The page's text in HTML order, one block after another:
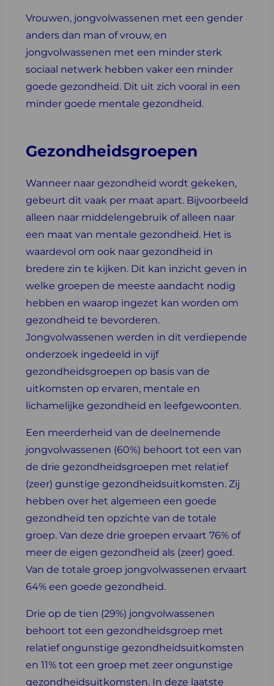
Vrouwen, jongvolwassenen met een gender
anders dan man of vrouw, en
jongvolwassenen met een minder sterk
sociaal netwerk hebben vaker een minder
goede gezondheid. Dit uit zich vooral in een
minder goede mentale gezondheid.
Gezondheidsgroepen
Wanneer naar gezondheid wordt gekeken,
gebeurt dit vaak per maat apart. Bijvoorbeeld
alleen naar middelengebruik of alleen naar
een maat van mentale gezondheid. Het is
waardevol om ook naar gezondheid in
bredere zin te kijken. Dit kan inzicht geven in
welke groepen de meeste aandacht nodig
hebben en waarop ingezet kan worden om
gezondheid te bevorderen.
Jongvolwassenen werden in dit verdiepende
onderzoek ingedeeld in vijf
gezondheidsgroepen op basis van de
uitkomsten op ervaren, mentale en
lichamelijke gezondheid en leefgewoonten.
Een meerderheid van de deelnemende
jongvolwassenen (60%) behoort tot een van
de drie gezondheidsgroepen met relatief
(zeer) gunstige gezondheidsuitkomsten. Zij
hebben over het algemeen een goede
gezondheid ten opzichte van de totale
groep. Van deze drie groepen ervaart 76% of
meer de eigen gezondheid als (zeer) goed.
Van de totale groep jongvolwassenen ervaart
64% een goede gezondheid.
Drie op de tien (29%) jongvolwassenen
behoort tot een gezondheidsgroep met
relatief ongunstige gezondheidsuitkomsten
en 11% tot een groep met zeer ongunstige
gezondheidsuitkomsten. In deze laatste